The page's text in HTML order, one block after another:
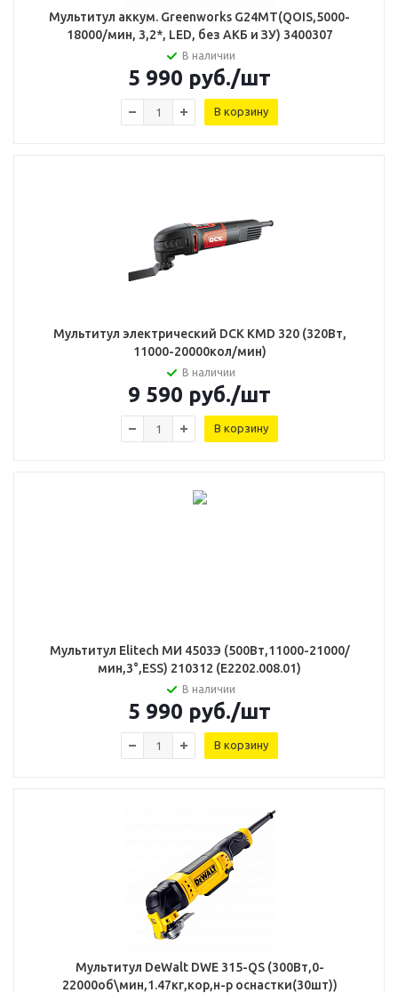
Мультитул аккум. Greenworks G24МТ(QOIS,5000-
18000/мин, 3,2*, LED, без АКБ и ЗУ) 3400307
В наличии
5 990 руб./шт
В корзину
Мультитул электрический DCK KMD 320 (320Вт,
11000-20000кол/мин)
В наличии
9 590 руб./шт
В корзину
Мультитул Elitech МИ 4503Э (500Вт,11000-21000/
мин,3°,ESS) 210312 (E2202.008.01)
В наличии
5 990 руб./шт
В корзину
Мультитул DeWalt DWE 315-QS (300Вт,0-
22000об\мин,1.47кг,кор,н-р оснастки(30шт))